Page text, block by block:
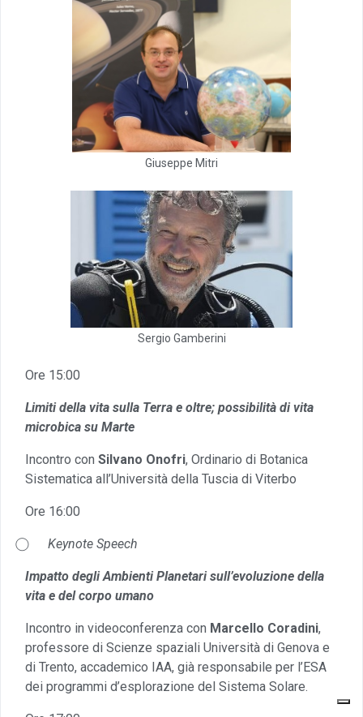
Giuseppe Mitri
Sergio Gamberini
Ore 15:00
Limiti della vita sulla Terra e oltre; possibilità di vita
microbica su Marte
Incontro con Silvano Onofri, Ordinario di Botanica
Sistematica all’Università della Tuscia di Viterbo
Ore 16:00
⃝ Keynote Speech
Impatto degli Ambienti Planetari sull’evoluzione della
vita e del corpo umano
Incontro in videoconferenza con Marcello Coradini,
professore di Scienze spaziali Università di Genova e
di Trento, accademico IAA, già responsabile per l’ESA
dei programmi d’esplorazione del Sistema Solare.